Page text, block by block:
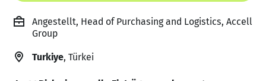
Angestellt, Head of Purchasing and Logistics, Accell
Group
Turkiye, Türkei